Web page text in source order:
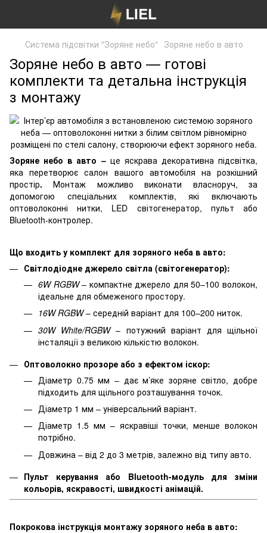
Система підсвітки "Зоряне небо" Зоряне небо в авто
Зоряне небо в авто — готові
комплекти та детальна інструкція
з монтажу
Зоряне небо в авто – це яскрава декоративна підсвітка,
яка перетворює салон вашого автомобіля на розкішний
простір. Монтаж можливо виконати власноруч, за
допомогою спеціальних комплектів, які включають
оптоволоконні нитки, LED світогенератор, пульт або
Bluetooth-контролер.
Що входить у комплект для зоряного неба в авто:
Світлодіодне джерело світла (світогенератор):
6W RGBW– компактне джерело для 50–100 волокон,
ідеальне для обмеженого простору.
16W RGBW– середній варіант для 100–200 ниток.
30W White/RGBW– потужний варіант для щільної
інсталяції з великою кількістю волокон.
Оптоволокно прозоре або з ефектом іскор:
Діаметр 0.75 мм – дає м’яке зоряне світло, добре
підходить для щільного розташування точок.
Діаметр 1 мм – універсальний варіант.
Діаметр 1.5 мм – яскравіші точки, менше волокон
потрібно.
Довжина – від 2 до 3 метрів, залежно від типу авто.
Пульт керування або Bluetooth-модуль для зміни
кольорів, яскравості, швидкості анімацій.
Покрокова інструкція монтажу зоряного неба в авто: